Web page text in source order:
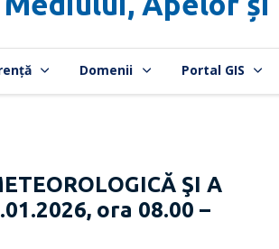
Domenii Portal GIS
ŞI A
ora 08.00 –